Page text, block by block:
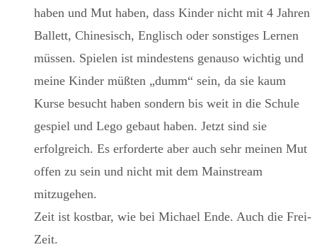
haben und Mut haben, dass Kinder nicht mit 4 Jahren
Ballett, Chinesisch, Englisch oder sonstiges Lernen
müssen. Spielen ist mindestens genauso wichtig und
meine Kinder müßten „dumm“ sein, da sie kaum
Kurse besucht haben sondern bis weit in die Schule
gespiel und Lego gebaut haben. Jetzt sind sie
erfolgreich. Es erforderte aber auch sehr meinen Mut
offen zu sein und nicht mit dem Mainstream
mitzugehen.
Zeit ist kostbar, wie bei Michael Ende. Auch die Frei-
Zeit.